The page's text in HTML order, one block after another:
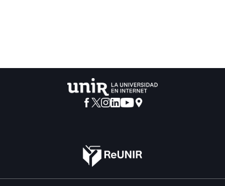
actividades, facilitando los procedimientos de análisis de
información necesarios para saber si se han alcanzado los
objetivos propuestos en cada proyecto.